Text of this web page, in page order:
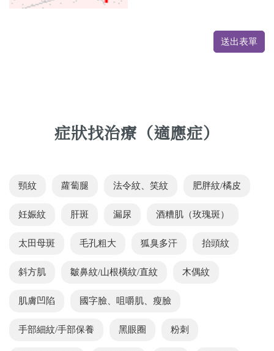
送出表單
症狀找治療（適應症）
頸紋 蘿蔔腿 法令紋、笑紋 肥胖紋/橘皮
妊娠紋 肝斑 漏尿 酒糟肌（玫瑰斑）
太田母斑 毛孔粗大 狐臭多汗 抬頭紋
斜方肌 皺鼻紋/山根橫紋/直紋 木偶紋
肌膚凹陷 國字臉、咀嚼肌、瘦臉
手部細紋/手部保養 黑眼圈 粉刺